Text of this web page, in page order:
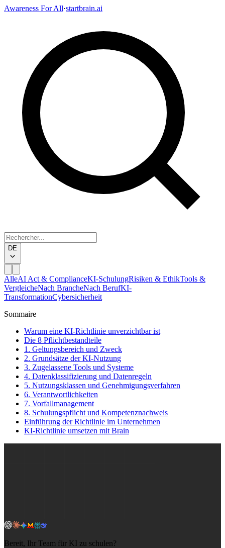
Awareness For All·startbrain.ai
DE
AlleAI Act & ComplianceKI-SchulungRisiken & EthikTools &
VergleicheNach BrancheNach BerufKI-
TransformationCybersicherheit
Sommaire
Warum eine KI-Richtlinie unverzichtbar ist
Die 8 Pflichtbestandteile
1. Geltungsbereich und Zweck
2. Grundsätze der KI-Nutzung
3. Zugelassene Tools und Systeme
4. Datenklassifizierung und Datenregeln
5. Nutzungsklassen und Genehmigungsverfahren
6. Verantwortlichkeiten
7. Vorfallmanagement
8. Schulungspflicht und Kompetenznachweis
Einführung der Richtlinie im Unternehmen
KI-Richtlinie umsetzen mit Brain
Bereit, Ihr Team für KI zu schulen?